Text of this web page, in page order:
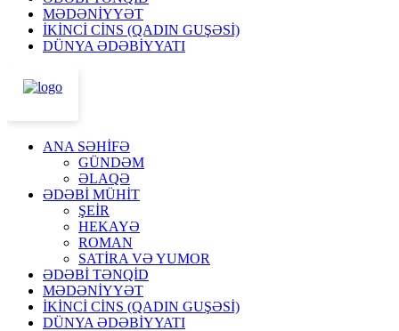
MƏDƏNİYYƏT
İKİNCİ CİNS (QADIN GUŞƏSİ)
DÜNYA ƏDƏBİYYATI
ANA SƏHİFƏ
GÜNDƏM
ƏLAQƏ
ƏDƏBİ MÜHİT
ŞEİR
HEKAYƏ
ROMAN
SATİRA VƏ YUMOR
ƏDƏBİ TƏNQİD
MƏDƏNİYYƏT
İKİNCİ CİNS (QADIN GUŞƏSİ)
DÜNYA ƏDƏBİYYATI